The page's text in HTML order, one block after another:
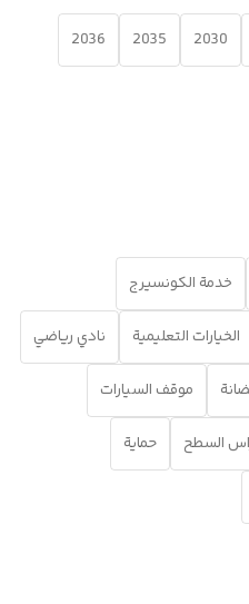
2030
2035
2036
خدمة الكونسيرج
الخيارات التعليمية نادي رياضي
موقف السيارات
السطح حماية